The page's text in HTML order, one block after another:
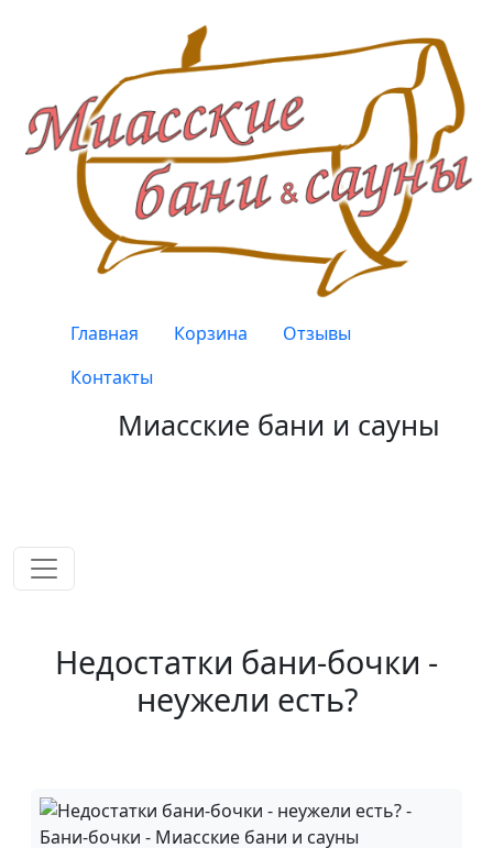
Верхнее меню
Главная Корзина
Отзывы
Контакты
Миасские бани и сауны
Недостатки бани-бочки -
неужели есть?